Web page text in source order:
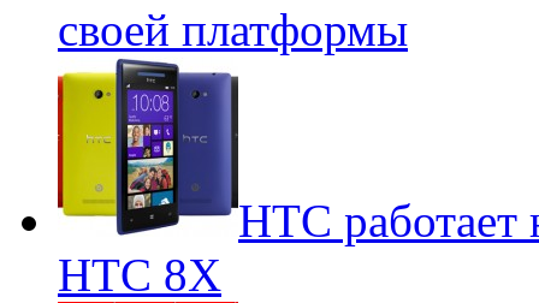
своей платформы
НТС работает
НТС 8Х